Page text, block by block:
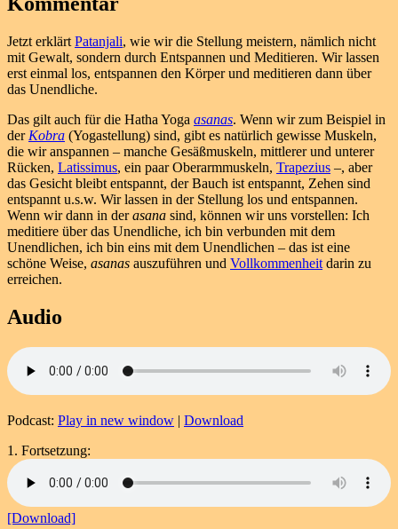
Jetzt erklärt Patanjali, wie wir die Stellung meistern, nämlich nicht
mit Gewalt, sondern durch Entspannen und Meditieren. Wir lassen
erst einmal los, entspannen den Körper und meditieren dann über
das Unendliche.
Das gilt auch für die Hatha Yoga asanas. Wenn wir zum Beispiel in
der Kobra (Yogastellung) sind, gibt es natürlich gewisse Muskeln,
die wir anspannen – manche Gesäßmuskeln, mittlerer und unterer
Rücken, Latissimus, ein paar Oberarmmuskeln, Trapezius –, aber
das Gesicht bleibt entspannt, der Bauch ist entspannt, Zehen sind
entspannt u.s.w. Wir lassen in der Stellung los und entspannen.
Wenn wir dann in derasana sind, können wir uns vorstellen: Ich
meditiere über das Unendliche, ich bin verbunden mit dem
Unendlichen, ich bin eins mit dem Unendlichen – das ist eine
schöne Weise, asanas auszuführen und Vollkommenheit darin zu
erreichen.
Audio
Podcast: Play in new window | Download
1. Fortsetzung:
[Download]